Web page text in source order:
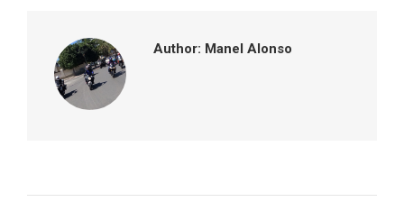
Author: Manel Alonso